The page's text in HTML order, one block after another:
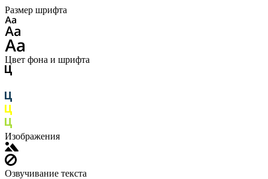
Размер шрифта
Цвет фона и шрифта
Изображения
Озвучивание текста